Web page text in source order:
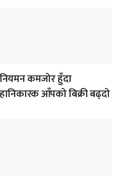
नियमन कमजोर हुँदा
हानिकारक आँपको बिक्री बढ्दो